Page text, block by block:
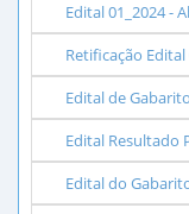
Edital 01_2024 -
Retificação Edital
Edital de
Edital Resultado
Edital do